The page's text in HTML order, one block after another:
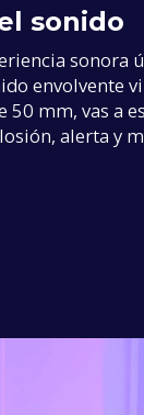
sonido
sonora
envolvente
50 mm, vas a
alerta y